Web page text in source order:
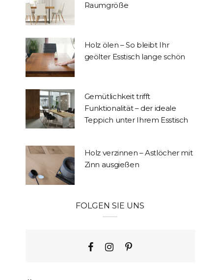
Raumgröße
Holz ölen – So bleibt Ihr
geölter Esstisch lange schön
Gemütlichkeit trifft
Funktionalität – der ideale
Teppich unter Ihrem Esstisch
Holz verzinnen – Astlöcher mit
Zinn ausgießen
FOLGEN SIE UNS